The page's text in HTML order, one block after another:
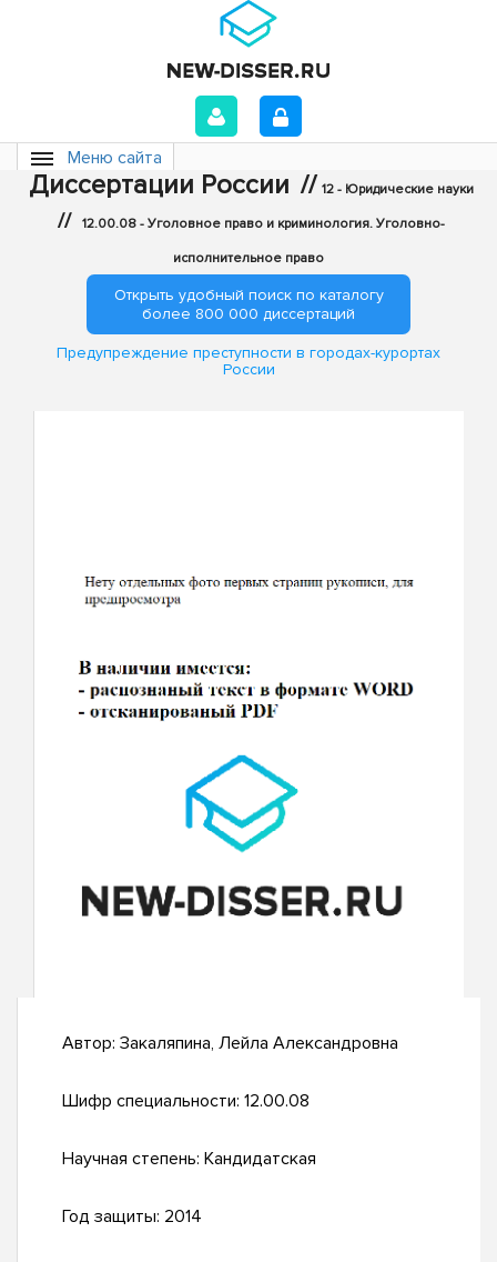
Меню сайта
Диссертации России // 12 - Юридические науки
// 12.00.08 - Уголовное право и криминология. Уголовно-
исполнительное право
Открыть удобный поиск по каталогу
более 800 000 диссертаций
Предупреждение преступности в городах-курортах
России
Автор: Закаляпина, Лейла Александровна
Шифр специальности: 12.00.08
Научная степень: Кандидатская
Год защиты: 2014